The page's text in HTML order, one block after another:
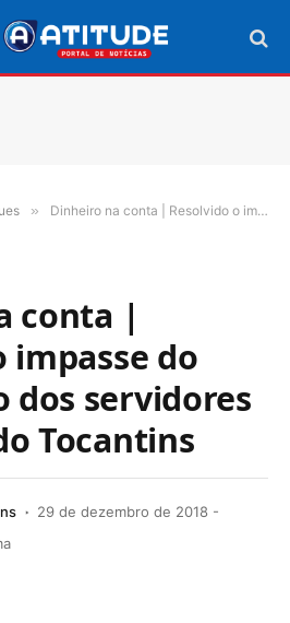
» Dinheiro na conta | Resolvido o impasse do pagamento dos servidores do Estado do Tocantins
conta |
impasse do
dos servidores
Tocantins
29 de dezembro de 2018 -